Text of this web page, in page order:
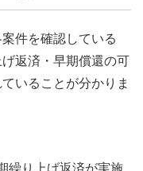
件を確認している
返済・早期償還の可
いることが分かりま
繰り上げ返済が実施